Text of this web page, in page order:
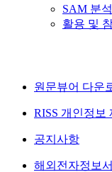
SAM 분
활용 및
원문뷰어 다운
RISS 개인정보
공지사항
해외전자정보